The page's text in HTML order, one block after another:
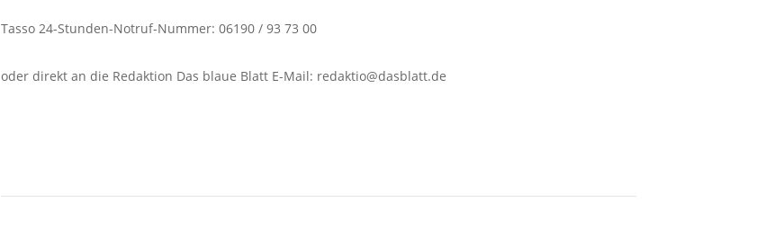
Tasso 24-Stunden-Notruf-Nummer: 06190 / 93 73 00
oder direkt an die Redaktion Das blaue Blatt E-Mail: redaktio@dasblatt.de